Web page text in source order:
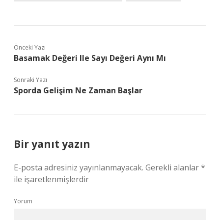
Önceki Yazı
Basamak Değeri Ile Sayı Değeri Aynı Mı
Sonraki Yazı
Sporda Gelişim Ne Zaman Başlar
Bir yanıt yazın
E-posta adresiniz yayınlanmayacak. Gerekli alanlar*
ile işaretlenmişlerdir
Yorum